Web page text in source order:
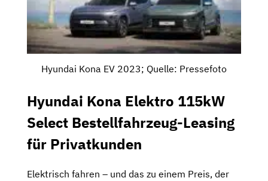
Hyundai Kona EV 2023; Quelle: Pressefoto
Hyundai Kona Elektro 115kW
Select Bestellfahrzeug-Leasing
für Privatkunden
Elektrisch fahren – und das zu einem Preis, der